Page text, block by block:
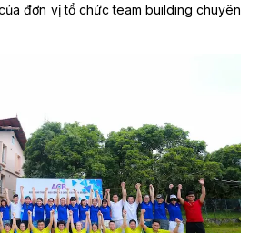
đơn vị tổ chức team building chuyên